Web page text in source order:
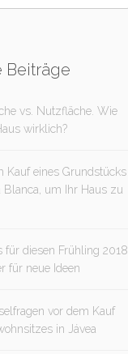
Beiträge
vs. Nutzfläche. Wie
wirklich?
Kauf eines Grundstücks
Blanca, um Ihr Haus zu
für diesen Frühling 2018
für neue Ideen
vor dem Kauf
in Jávea